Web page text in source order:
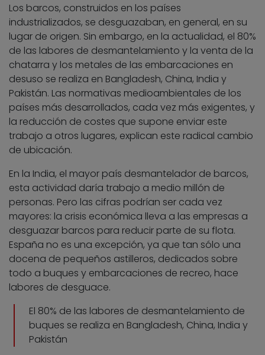
Los barcos, construidos en los países
industrializados, se desguazaban, en general, en su
lugar de origen. Sin embargo, en la actualidad, el 80%
de las labores de desmantelamiento y la venta de la
chatarra y los metales de las embarcaciones en
desuso se realiza en Bangladesh, China, India y
Pakistán. Las normativas medioambientales de los
países más desarrollados, cada vez más exigentes, y
la reducción de costes que supone enviar este
trabajo a otros lugares, explican este radical cambio
de ubicación.
En la India, el mayor país desmantelador de barcos,
esta actividad daría trabajo a medio millón de
personas. Pero las cifras podrían ser cada vez
mayores: la crisis económica lleva a las empresas a
desguazar barcos para reducir parte de su flota.
España no es una excepción, ya que tan sólo una
docena de pequeños astilleros, dedicados sobre
todo a buques y embarcaciones de recreo, hace
labores de desguace.
El 80% de las labores de desmantelamiento de
buques se realiza en Bangladesh, China, India y
Pakistán